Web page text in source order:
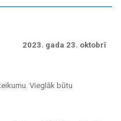
2023. gada 23. oktobrī
Vieglāk būtu